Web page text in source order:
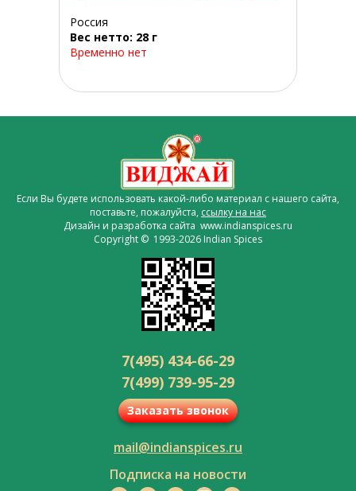
Россия
Вес нетто: 28 г
Временно нет
Если Вы будете использовать какой-либо материал с нашего сайта,
поставьте, пожалуйста, ссылку на нас
Дизайн и разработка сайта www.indianspices.ru
Copyright © 1993-2026 Indian Spices
7(495) 434-66-29
7(499) 739-95-29
Заказать звонок
mail@indianspices.ru
Подписка на новости